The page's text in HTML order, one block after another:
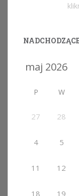
P W
27 28
4 5
11 12
18 19